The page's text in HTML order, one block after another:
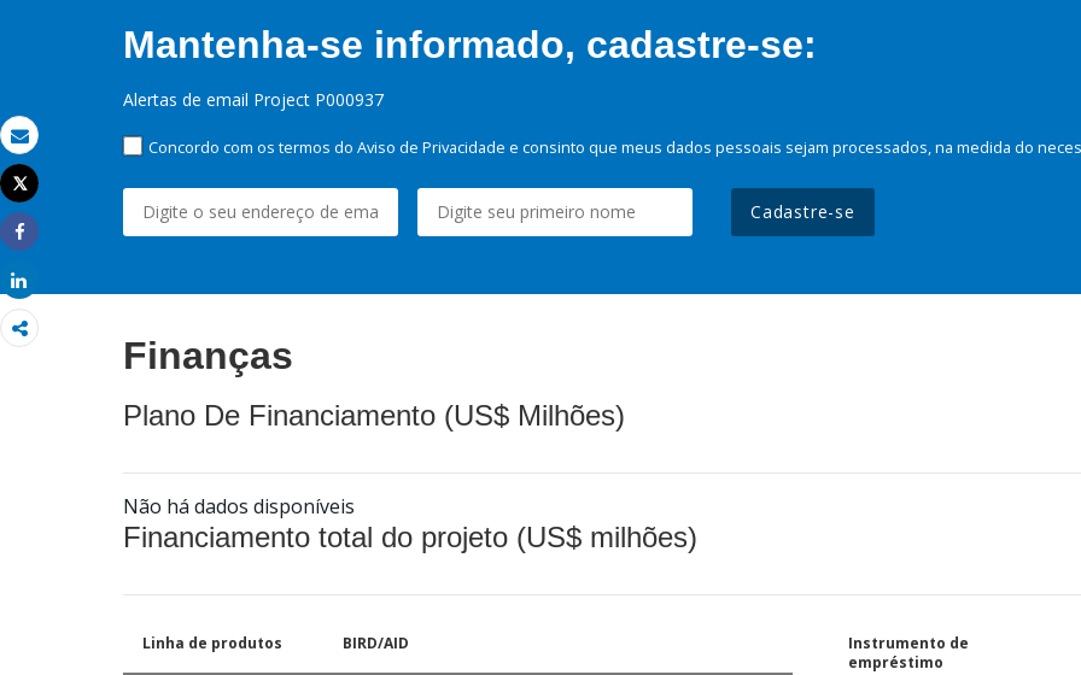
Email
Imprimir
Tweet
Share
Mantenha-se informado, cadastre-se:
Alertas de email Project P000937
Concordo com os termos do Aviso de Privacidade e consinto que meus dados pessoais sejam processados, na medida do
Cadastre-se
Finanças
Plano De Financiamento (US$ Milhões)
Não há dados disponíveis
Financiamento total do projeto (US$ milhões)
Linha de produtos BIRD/AID
Instrumento de
empréstimo